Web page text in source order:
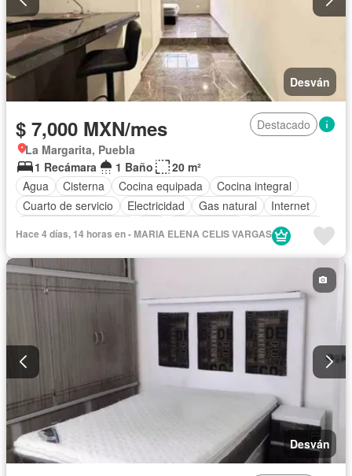
Desván
$ 7,000 MXN/mes
Destacado
La Margarita, Puebla
1 Recámara
1 Baño
20 m²
Agua
Cisterna Cocina equipada
Cocina integral
Cuarto de servicio
Electricidad Gas natural
Internet
Sin amueblar
Hace 4 días, 14 horas en - MARIA ELENA CELIS VARGAS
Desván